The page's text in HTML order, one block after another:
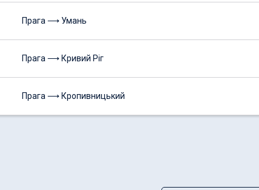
Прага ⟶ Умань
Прага ⟶ Кривий Ріг
Прага ⟶ Кропивницький